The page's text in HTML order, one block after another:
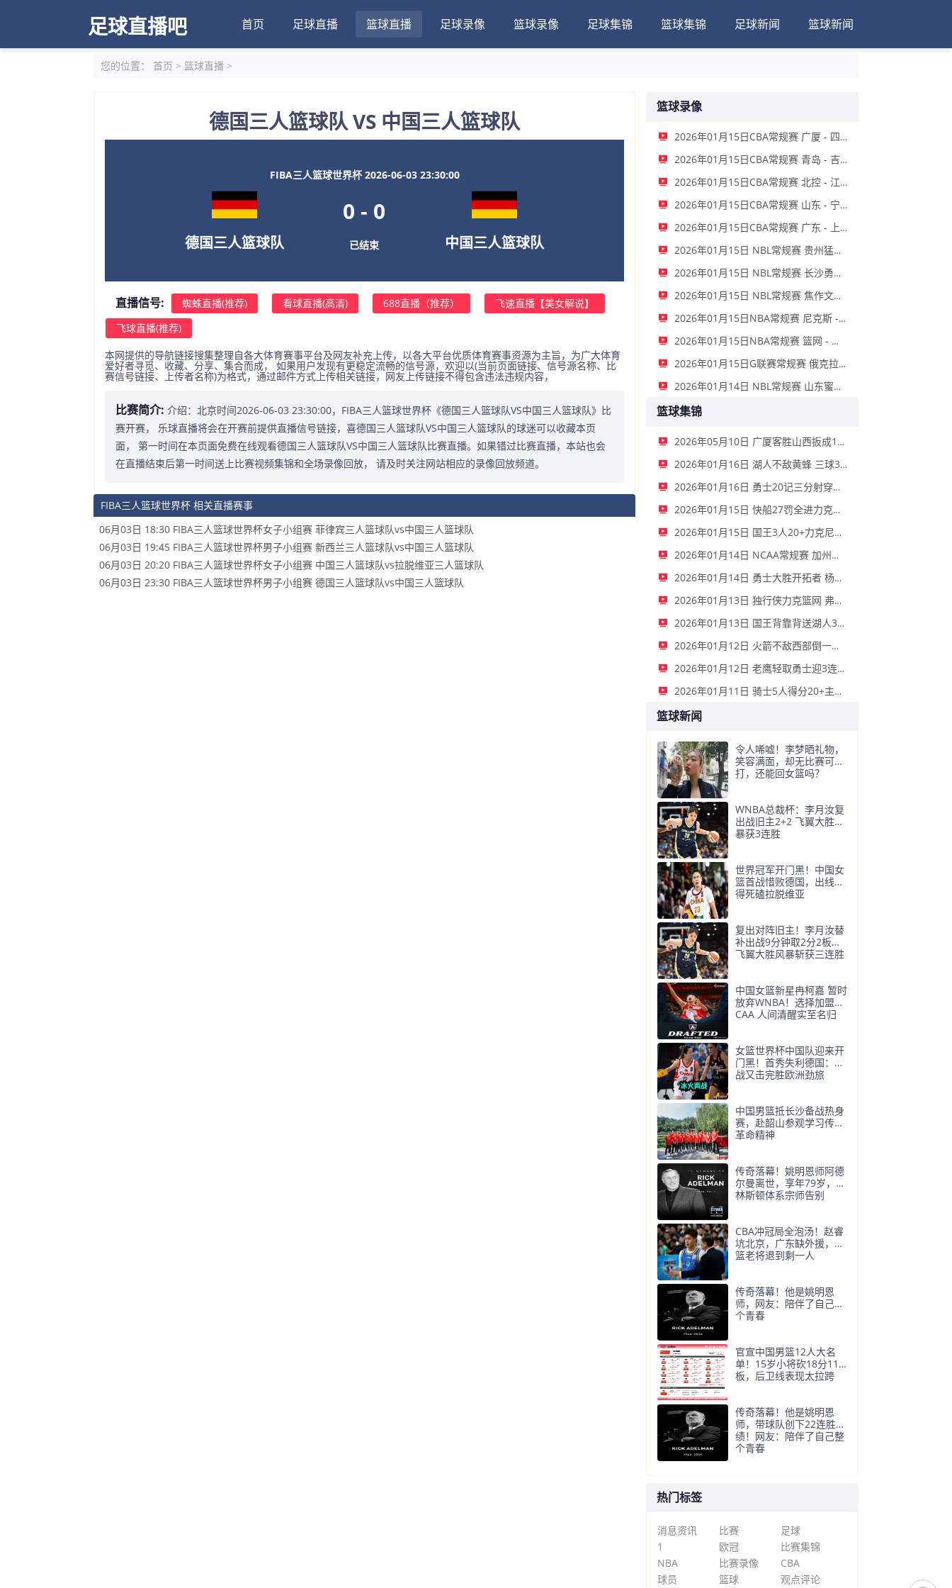
足球直播吧 首页 足球直播 篮球直播 足球录像 篮球录像 足球集锦 篮球集锦 足球新闻 篮球新闻
您的位置： 首页 > 篮球直播 >
德国三人篮球队 VS 中国三人篮球队
FIBA三人篮球世界杯 2026-06-03 23:30:00
德国三人篮球队
0 - 0
已结束 中国三人篮球队
直播信号: 蜘蛛直播(推荐) 看球直播(高清) 688直播（推荐）
飞速直播【美女解说】
飞球直播(推荐)
本网提供的导航链接搜集整理自各大体育赛事平台及网友补充上传，以各大平台优质体育赛事资源为主旨，为广大体育
爱好者寻觅、收藏、分享、集合而成， 如果用户发现有更稳定流畅的信号源，欢迎以(当前页面链接、信号源名称、比
赛信号链接、上传者名称)为格式，通过邮件方式上传相关链接，网友上传链接不得包含违法违规内容，
比赛简介: 介绍：北京时间2026-06-03 23:30:00，FIBA三人篮球世界杯《德国三人篮球队VS中国三人篮球队》比
赛开赛， 乐球直播将会在开赛前提供直播信号链接，喜德国三人篮球队VS中国三人篮球队的球迷可以收藏本页
面， 第一时间在本页面免费在线观看德国三人篮球队VS中国三人篮球队比赛直播。如果错过比赛直播，本站也会
在直播结束后第一时间送上比赛视频集锦和全场录像回放， 请及时关注网站相应的录像回放频道。
FIBA三人篮球世界杯 相关直播赛事
06月03日 18:30 FIBA三人篮球世界杯女子小组赛 菲律宾三人篮球队vs中国三人篮球队
06月03日 19:45 FIBA三人篮球世界杯男子小组赛 新西兰三人篮球队vs中国三人篮球队
06月03日 20:20 FIBA三人篮球世界杯女子小组赛 中国三人篮球队vs拉脱维亚三人篮球队
06月03日 23:30 FIBA三人篮球世界杯男子小组赛 德国三人篮球队vs中国三人篮球队
篮球录像
2026年01月15日CBA常规赛 广厦 - 四川 全场录像
2026年01月15日CBA常规赛 青岛 - 吉林 全场录像
2026年01月15日CBA常规赛 北控 - 江苏 全场录像
2026年01月15日CBA常规赛 山东 - 宁波 全场录像
2026年01月15日CBA常规赛 广东 - 上海 全场录像
2026年01月15日 NBL常规赛 贵州猛龙 VS 合肥狂风 全场录像
2026年01月15日 NBL常规赛 长沙勇胜 VS 安徽皖江龙 全场录像
2026年01月15日 NBL常规赛 焦作文旅 VS 香港金牛 全场录像
2026年01月15日NBA常规赛 尼克斯 - 国王 全场录像
2026年01月15日NBA常规赛 篮网 - 鹈鹕 全场录像
2026年01月15日G联赛常规赛 俄克拉荷马城蓝 - 撕裂之城混音 全场录像
2026年01月14日 NBL常规赛 山东蜜獾 VS 上海玄鸟 全场录像
篮球集锦
2026年05月10日 广厦客胜山西扳成1-1 胡金秋17+11 迪亚洛关键上篮不中
2026年01月16日 湖人不敌黄蜂 三球30+11&9记三分 东契奇39分 詹姆斯29+9+6
2026年01月16日 勇士20记三分射穿尼克斯！库里27+7 巴特勒32+8 穆迪三分9中7
2026年01月15日 快船27罚全进力克奇才迎来4连胜 哈登22+5+8 伦纳德33分4断
2026年01月15日 国王3人20+力克尼克斯 德罗赞里程碑 威少11助 布伦森伤退
2026年01月14日 NCAA常规赛 加州圣玛丽大学 82 - 68 旧金山大学 全场集锦
2026年01月14日 勇士大胜开拓者 杨瀚森3分2板 巴特勒16+6+5 库里9中2送11助
2026年01月13日 独行侠力克篮网 弗拉格27+5+5 克莱18分 小波特28+9
2026年01月13日 国王背靠背送湖人3连败 东契奇空砍42+7+8+4断 威少22+5+7
2026年01月12日 火箭不敌西部倒一国王遭遇3连败！申京复出19+9 阿门31+13+6
2026年01月12日 老鹰轻取勇士迎3连胜 约翰逊23+11+6 CJ首秀12分 库里31+5
2026年01月11日 骑士5人得分20+主场复仇森林狼 米切尔28+8 爱德华兹25+5
篮球新闻
令人唏嘘！李梦晒礼物，
笑容满面，却无比赛可
打，还能回女篮吗？
WNBA总裁杯：李月汝复
出战旧主2+2 飞翼大胜风
暴获3连胜
世界冠军开门黑！中国女
篮首战惜败德国，出线还
得死磕拉脱维亚
复出对阵旧主！李月汝替
补出战9分钟取2分2板，
飞翼大胜风暴斩获三连胜
中国女篮新星冉柯嘉 暂时
放弃WNBA！选择加盟N
CAA 人间清醒实至名归
女篮世界杯中国队迎来开
门黑！首秀失利德国：G2
战又击完胜欧洲劲旅
中国男篮抵长沙备战热身
赛，赴韶山参观学习传承
革命精神
传奇落幕！姚明恩师阿德
尔曼离世，享年79岁，普
林斯顿体系宗师告别
CBA冲冠局全泡汤！赵睿
坑北京，广东缺外援，辽
篮老将退到剩一人
传奇落幕！他是姚明恩
师，网友：陪伴了自己整
个青春
官宣中国男篮12人大名
单！15岁小将砍18分11
板，后卫线表现太拉跨
传奇落幕！他是姚明恩
师，带球队创下22连胜战
绩！网友：陪伴了自己整
个青春
热门标签
消息资讯 比赛
足球
1
欧冠
比赛集锦
NBA
比赛录像
CBA
球员
篮球 观点评论